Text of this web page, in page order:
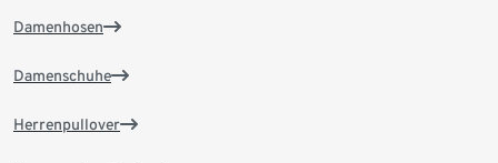
Damenhosen
Damenschuhe
Herrenpullover